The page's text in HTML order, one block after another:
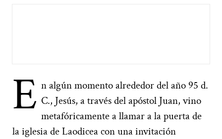
E n algún momento alrededor del año 95 d.
C., Jesús, a través del apóstol Juan, vino
metafóricamente a llamar a la puerta de
la iglesia de Laodicea con una invitación